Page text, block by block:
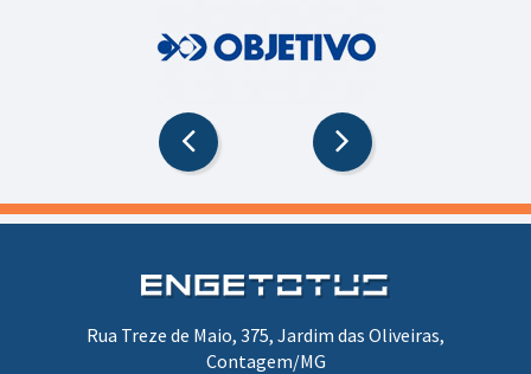
Rua Treze de Maio, 375, Jardim das Oliveiras,
Contagem/MG